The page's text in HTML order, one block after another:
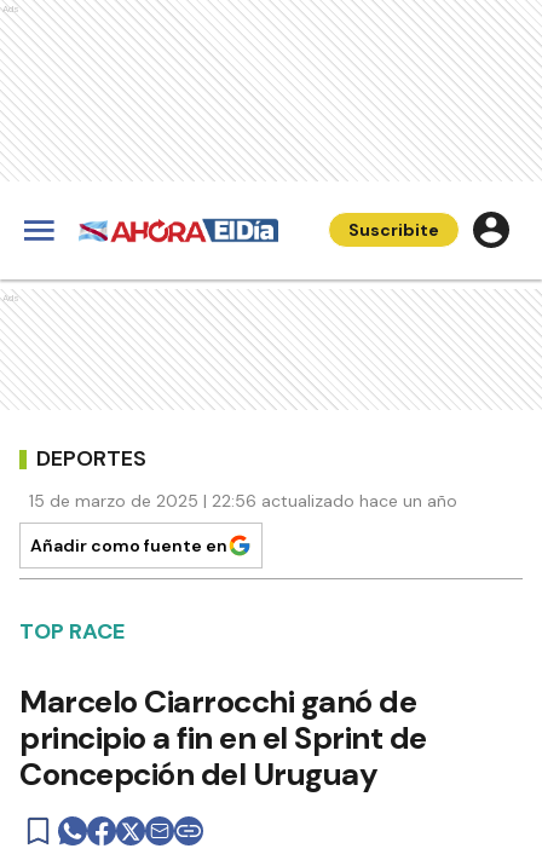
Ads
Suscribite
Ads
DEPORTES
15 de marzo de 2025 | 22:56 actualizado hace un año
Añadir como fuente en
TOP RACE
Marcelo Ciarrocchi ganó de
principio a fin en el Sprint de
Concepción del Uruguay